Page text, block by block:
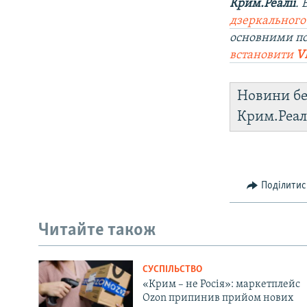
Крим.Реалії.
основними
встановити
Новини
Читайте також
СУСПІЛЬСТВО
«Крим – не Росія»: маркетплейс
Ozon припинив прийом нових